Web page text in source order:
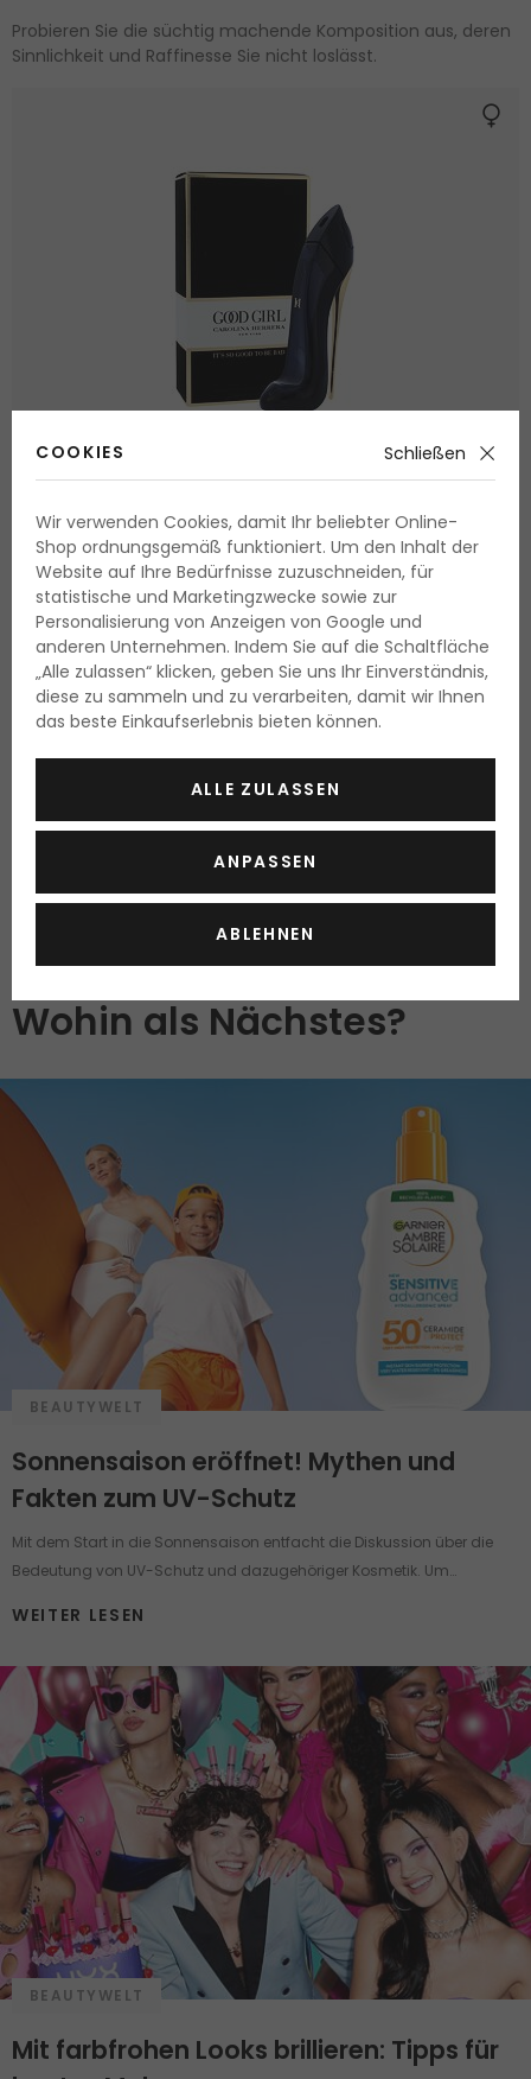
Probieren Sie die süchtig machende Komposition aus, deren
Sinnlichkeit und Raffinesse Sie nicht loslässt.
Carolina Herrera Good Girl
Eau de Parfum
50 ml
Lieferbar
78.65 Fr.
157.30 Fr. / 100 ml
HAT IHNEN DIESER BEITRAG GEFALLEN?
SCHICKEN SIE IHN WEITER...
Wohin als Nächstes?
BEAUTYWELT
Sonnensaison eröffnet! Mythen und
Fakten zum UV-Schutz
Mit dem Start in die Sonnensaison entfacht die Diskussion über die
Bedeutung von UV-Schutz und dazugehöriger Kosmetik. Um
einen gut informierten Menschen in Verwirrung bringen können.
Pflegeprodukte mit UV-Schutz unter die Lupe.
WEITER LESEN
BEAUTYWELT
Mit farbfrohen Looks brillieren: Tipps für
COOKIES Schließen
Wir verwenden Cookies, damit Ihr beliebter Online-
Shop ordnungsgemäß funktioniert. Um den Inhalt der
Website auf Ihre Bedürfnisse zuzuschneiden, für
statistische und Marketingzwecke sowie zur
Personalisierung von Anzeigen von Google und
anderen Unternehmen. Indem Sie auf die Schaltfläche
„Alle zulassen“ klicken, geben Sie uns Ihr Einverständnis,
diese zu sammeln und zu verarbeiten, damit wir Ihnen
das beste Einkaufserlebnis bieten können.
ALLE ZULASSEN
ANPASSEN
ABLEHNEN